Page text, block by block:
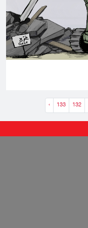
132
133
›